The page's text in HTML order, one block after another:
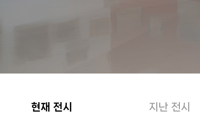
현재 전시 지난 전시